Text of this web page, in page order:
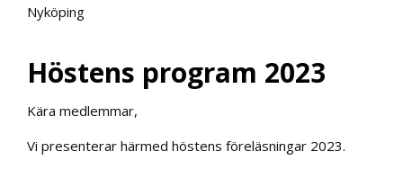
Nyköping
Höstens program 2023
Kära medlemmar,
Vi presenterar härmed höstens föreläsningar 2023.